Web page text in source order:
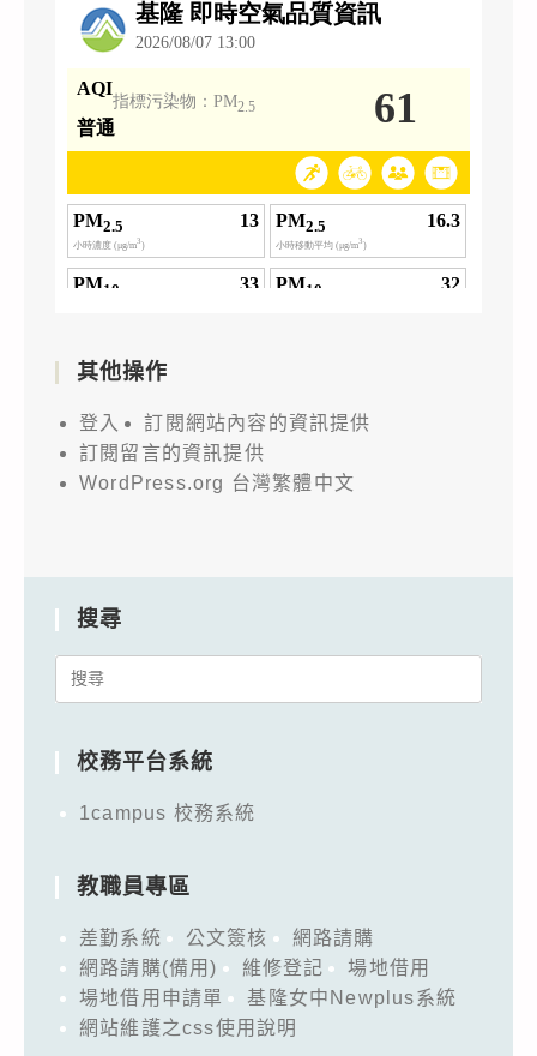
其他操作
登入
訂閱網站內容的資訊提供
訂閱留言的資訊提供
WordPress.org 台灣繁體中文
搜尋
Search
校務平台系統
1campus 校務系統
教職員專區
差勤系統 公文簽核
網路請購
網路請購(備用)
維修登記
場地借用
場地借用申請單
基隆女中Newplus系統
網站維護之css使用說明